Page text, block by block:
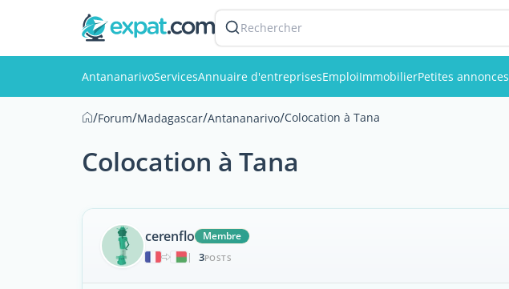
Rechercher
AntananarivoServicesAnnuaire d'entreprisesEmploiImmobilierPetites annonces
/Forum/Madagascar/Antananarivo/Colocation à Tana
Colocation à Tana
cerenflo
Membre
|
3POSTS